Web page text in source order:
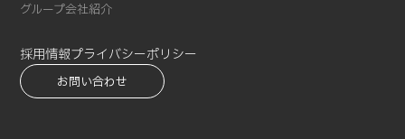
2021-06 (1)
2021-05 (3)
2021-04 (2)
グループ会社紹介
採用情報プライバシーポリシー
お問い合わせ